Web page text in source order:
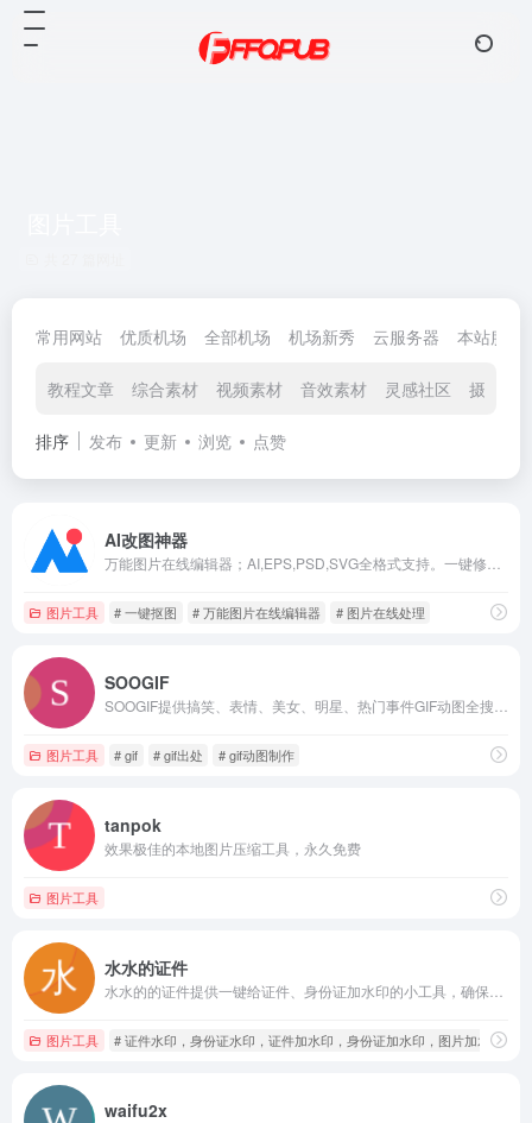
常用网站 优质机场 全部机场 机场新秀 云服务器 本站服务
教程文章 综合素材 视频素材 音效素材 灵感社区 摄影图
排序 发布 更新 浏览 点赞
AI改图神器
图片工具 # 一键抠图 # 万能图片在线编辑器 # 图片在线处理
SOOGIF
图片工具 # gif # gif出处 # gif动图制作
tanpok
效果极佳的本地图片压缩工具，永久免费
图片工具
水水的证件
图片工具 # 证件水印，身份证水印，证件加水印，身份证加水印，图片加水印，
waifu2x